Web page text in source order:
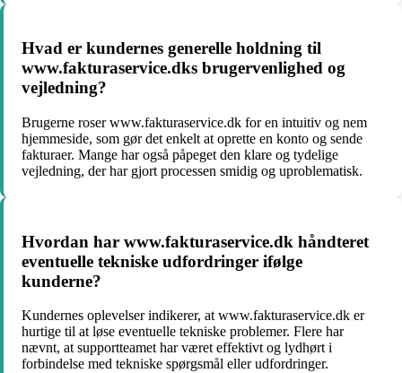
Hvad er kundernes generelle holdning til
www.fakturaservice.dks brugervenlighed og
vejledning?
Brugerne roser www.fakturaservice.dk for en intuitiv og nem
hjemmeside, som gør det enkelt at oprette en konto og sende
fakturaer. Mange har også påpeget den klare og tydelige
vejledning, der har gjort processen smidig og uproblematisk.
Hvordan har www.fakturaservice.dk håndteret
eventuelle tekniske udfordringer ifølge
kunderne?
Kundernes oplevelser indikerer, at www.fakturaservice.dk er
hurtige til at løse eventuelle tekniske problemer. Flere har
nævnt, at supportteamet har været effektivt og lydhørt i
forbindelse med tekniske spørgsmål eller udfordringer.